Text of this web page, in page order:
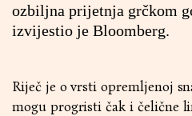
ozbiljna prijetnja grčkom
izvijestio je Bloomberg.
Riječ je o vrsti opremljenoj
mogu progristi čak i čelične